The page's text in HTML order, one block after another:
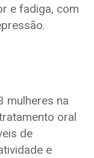
e fadiga, com
mulheres na
oral
de
e